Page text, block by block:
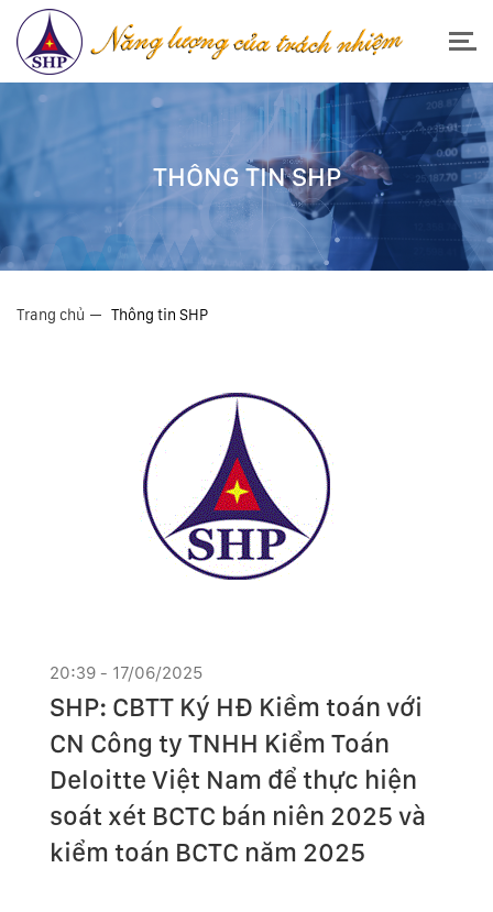
THÔNG TIN SHP
Trang chủ Thông tin SHP
20:39 - 17/06/2025
SHP: CBTT Ký HĐ Kiềm toán với
CN Công ty TNHH Kiểm Toán
Deloitte Việt Nam để thực hiện
soát xét BCTC bán niên 2025 và
kiểm toán BCTC năm 2025